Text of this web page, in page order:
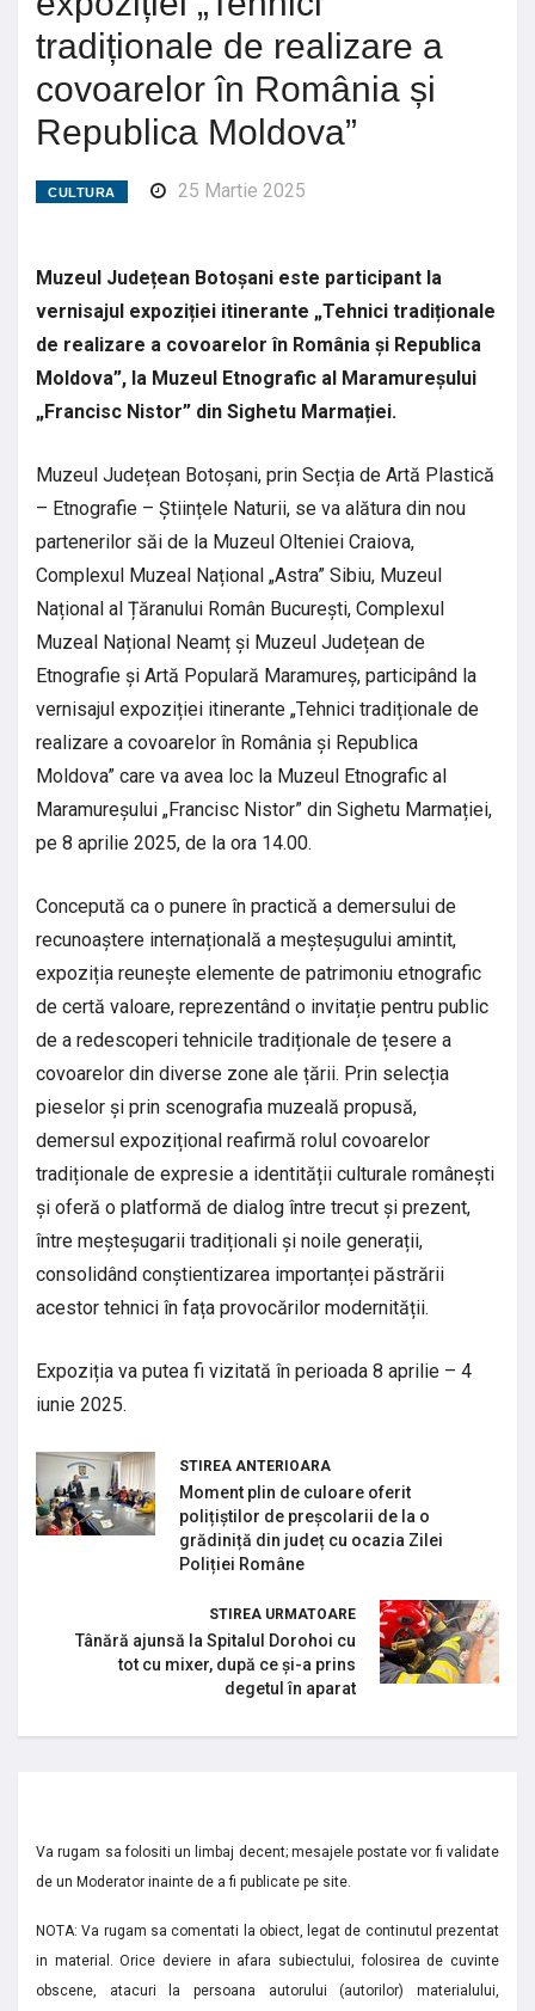
tradiționale de realizare a
covoarelor în România și
Republica Moldova”
CULTURA 25 Martie 2025
Muzeul Județean Botoșani este participant la
vernisajul expoziției itinerante „Tehnici tradiționale
de realizare a covoarelor în România și Republica
Moldova”, la Muzeul Etnografic al Maramureșului
„Francisc Nistor” din Sighetu Marmației.
Muzeul Județean Botoșani, prin Secția de Artă Plastică
– Etnografie – Științele Naturii, se va alătura din nou
partenerilor săi de la Muzeul Olteniei Craiova,
Complexul Muzeal Național „Astra” Sibiu, Muzeul
Național al Țăranului Român București, Complexul
Muzeal Național Neamț și Muzeul Județean de
Etnografie și Artă Populară Maramureș, participând la
vernisajul expoziției itinerante „Tehnici tradiționale de
realizare a covoarelor în România și Republica
Moldova” care va avea loc la Muzeul Etnografic al
Maramureșului „Francisc Nistor” din Sighetu Marmației,
pe 8 aprilie 2025, de la ora 14.00.
Concepută ca o punere în practică a demersului de
recunoaștere internațională a meșteșugului amintit,
expoziția reunește elemente de patrimoniu etnografic
de certă valoare, reprezentând o invitație pentru public
de a redescoperi tehnicile tradiționale de țesere a
covoarelor din diverse zone ale țării. Prin selecția
pieselor și prin scenografia muzeală propusă,
demersul expozițional reafirmă rolul covoarelor
tradiționale de expresie a identității culturale românești
și oferă o platformă de dialog între trecut și prezent,
între meșteșugarii tradiționali și noile generații,
consolidând conștientizarea importanței păstrării
acestor tehnici în fața provocărilor modernității.
Expoziția va putea fi vizitată în perioada 8 aprilie – 4
iunie 2025.
STIREA ANTERIOARA
Moment plin de culoare oferit
polițiștilor de preșcolarii de la o
grădiniță din județ cu ocazia Zilei
Poliției Române
STIREA URMATOARE
Tânără ajunsă la Spitalul Dorohoi cu
tot cu mixer, după ce și-a prins
degetul în aparat
Va rugam sa folositi un limbaj decent; mesajele postate vor fi validate
de un Moderator inainte de a fi publicate pe site.
NOTA: Va rugam sa comentati la obiect, legat de continutul prezentat
in material. Orice deviere in afara subiectului, folosirea de cuvinte
obscene, atacuri la persoana autorului (autorilor) materialului,